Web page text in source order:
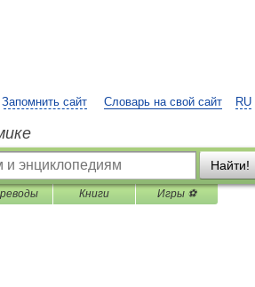
RU
Запомнить сайт Словарь на свой сайт
Найти!
Книги Игры ⚽